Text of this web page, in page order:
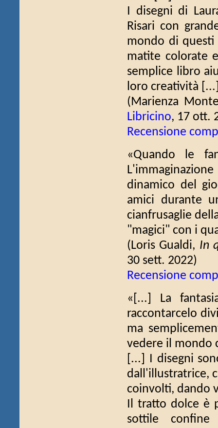
I disegni di
Risari con
mondo di
matite colorate
semplice libro
loro creatività
(Marienza
Libricino, 17 ott.
Recensione
«Quando le
dinamico del
amici durante
cianfrusaglie
"magici" con i
(Loris Gualdi, In
30 sett. 2022)
Recensione
«[...] La
raccontarcelo
ma
vedere il mondo
[...] I disegni
dall'illustratrice,
coinvolti, dando
Il tratto dolce è
sottile